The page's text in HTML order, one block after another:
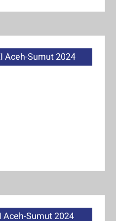
Aceh-Sumut 2024
Aceh-Sumut 2024